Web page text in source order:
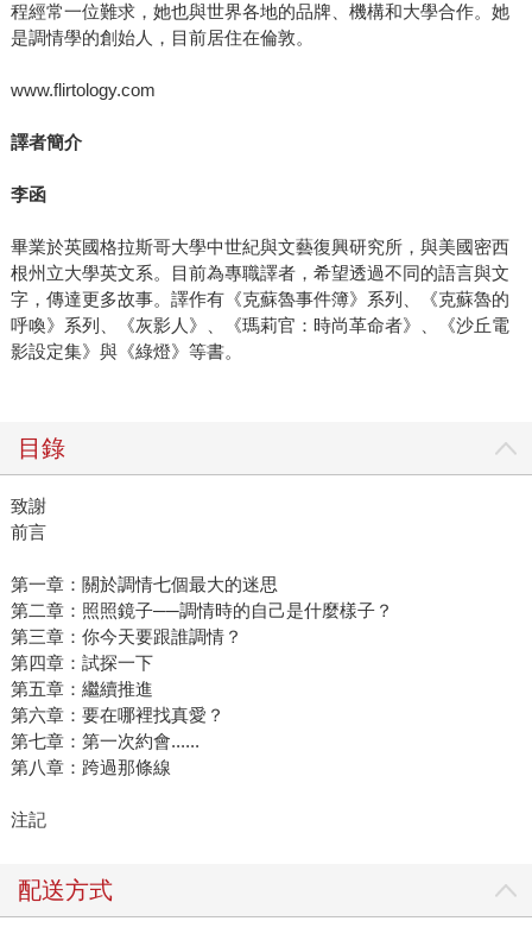
程經常一位難求，她也與世界各地的品牌、機構和大學合作。她
是調情學的創始人，目前居住在倫敦。
www.flirtology.com
譯者簡介
李函
畢業於英國格拉斯哥大學中世紀與文藝復興研究所，與美國密西
根州立大學英文系。目前為專職譯者，希望透過不同的語言與文
字，傳達更多故事。譯作有《克蘇魯事件簿》系列、《克蘇魯的
呼喚》系列、《灰影人》、《瑪莉官：時尚革命者》、《沙丘電
影設定集》與《綠燈》等書。
目錄
致謝
前言
第一章：關於調情七個最大的迷思
第二章：照照鏡子──調情時的自己是什麼樣子？
第三章：你今天要跟誰調情？
第四章：試探一下
第五章：繼續推進
第六章：要在哪裡找真愛？
第七章：第一次約會......
第八章：跨過那條線
注記
配送方式